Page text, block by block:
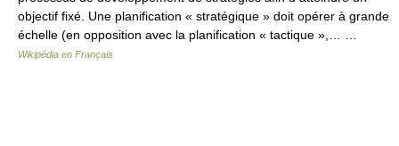
objectif fixé. Une planification « stratégique » doit opérer à grande
échelle (en opposition avec la planification « tactique »,… …
Wikipédia en Français